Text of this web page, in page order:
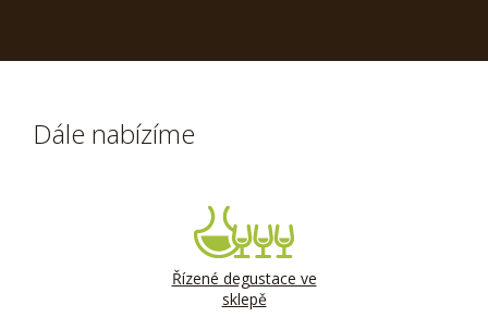
Dále nabízíme
Řízené degustace ve
sklepě